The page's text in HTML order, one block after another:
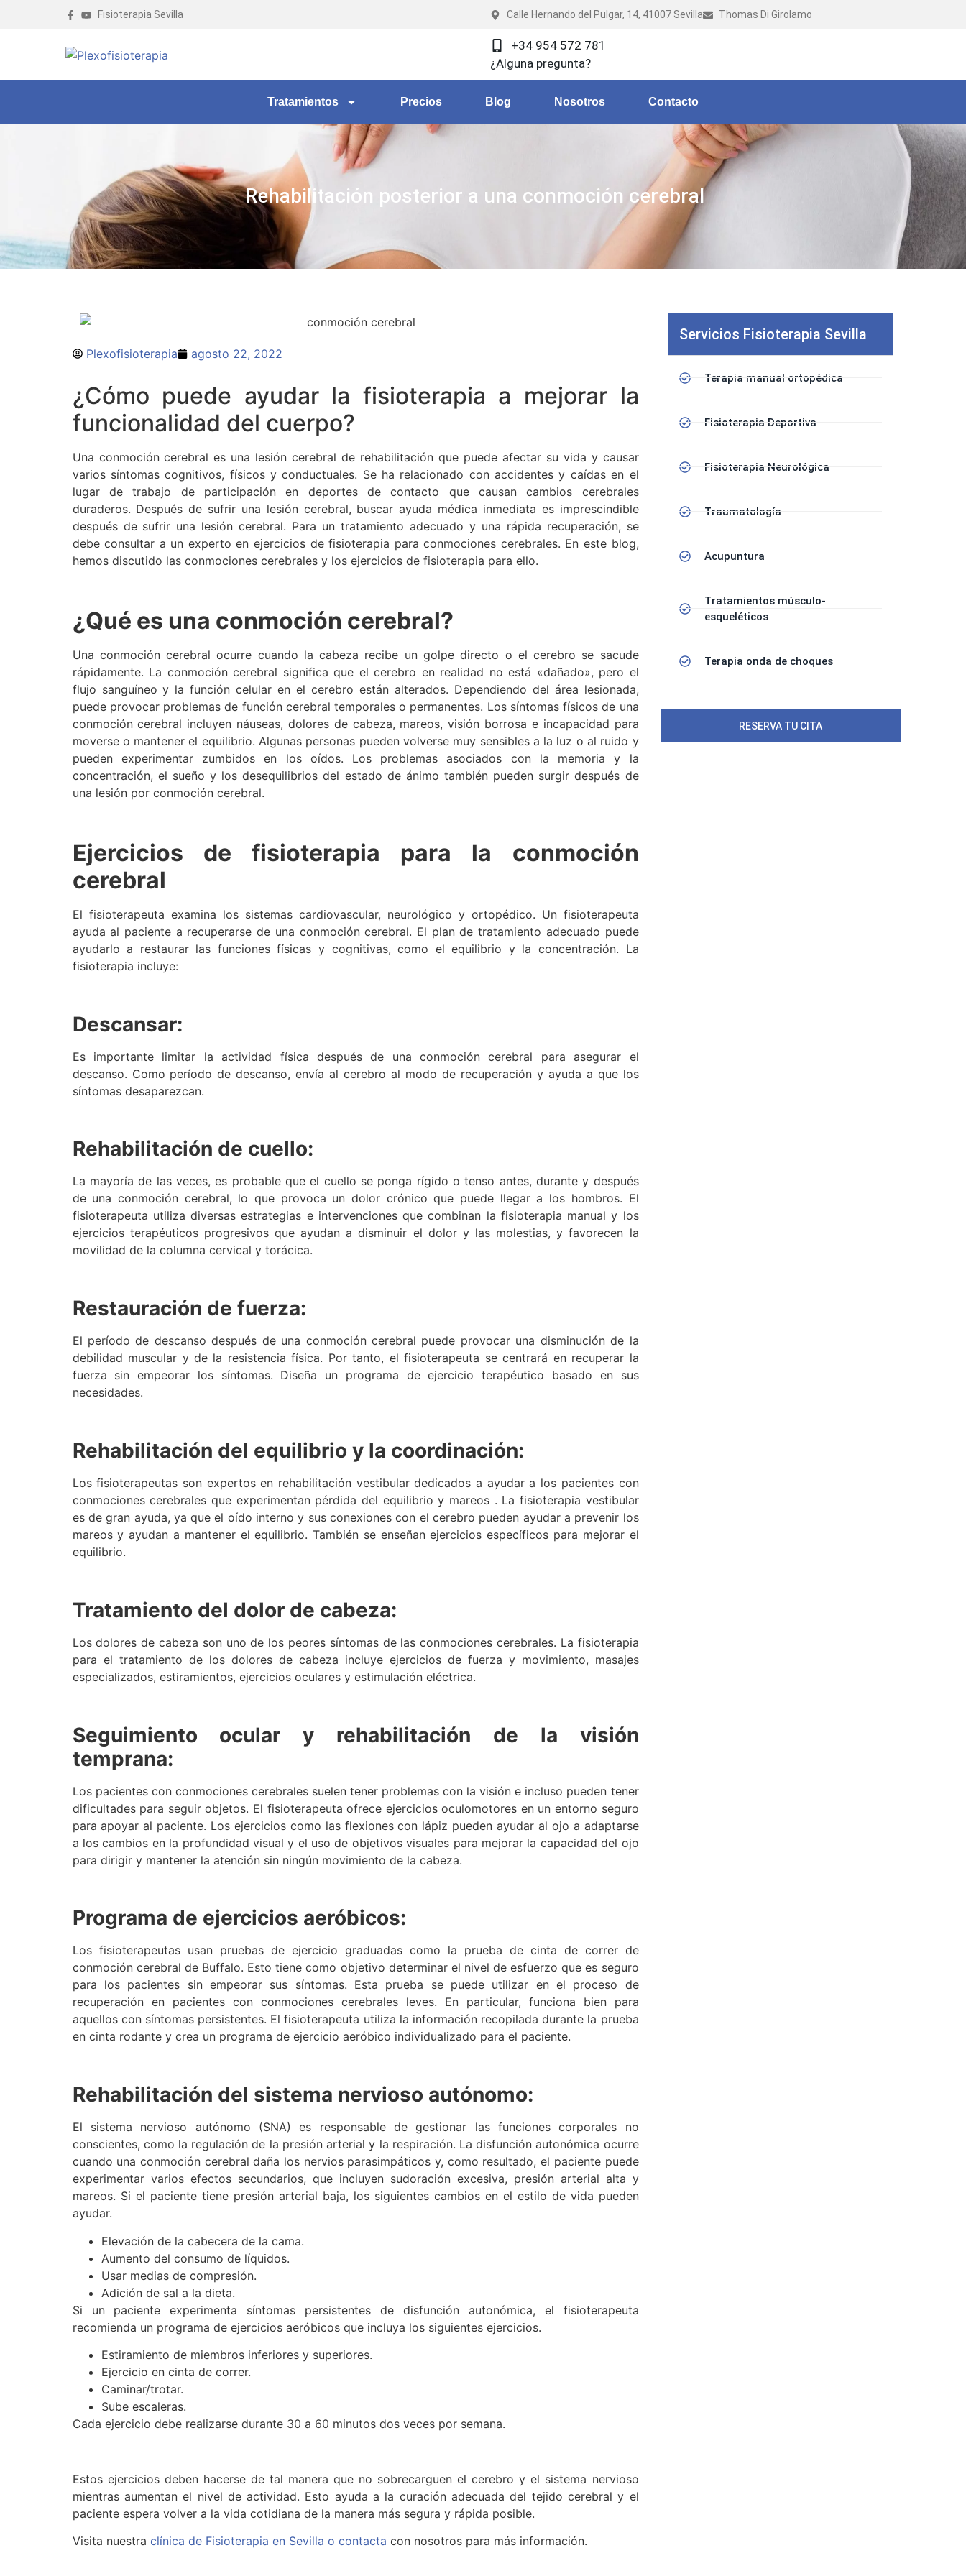
Fisioterapia Sevilla Calle Hernando del Pulgar, 14, 41007 Sevilla Thomas Di Girolamo
+34 954 572 781
¿Alguna pregunta?
Tratamientos Precios Blog Nosotros Contacto
Rehabilitación posterior a una conmoción cerebral
Plexofisioterapia agosto 22, 2022
¿Cómo puede ayudar la fisioterapia a mejorar la
funcionalidad del cuerpo?
Una conmoción cerebral es una lesión cerebral de rehabilitación que puede afectar su vida y causar
varios síntomas cognitivos, físicos y conductuales. Se ha relacionado con accidentes y caídas en el
lugar de trabajo de participación en deportes de contacto que causan cambios cerebrales
duraderos. Después de sufrir una lesión cerebral, buscar ayuda médica inmediata es imprescindible
después de sufrir una lesión cerebral. Para un tratamiento adecuado y una rápida recuperación, se
debe consultar a un experto en ejercicios de fisioterapia para conmociones cerebrales. En este blog,
hemos discutido las conmociones cerebrales y los ejercicios de fisioterapia para ello.
¿Qué es una conmoción cerebral?
Una conmoción cerebral ocurre cuando la cabeza recibe un golpe directo o el cerebro se sacude
rápidamente. La conmoción cerebral significa que el cerebro en realidad no está «dañado», pero el
flujo sanguíneo y la función celular en el cerebro están alterados. Dependiendo del área lesionada,
puede provocar problemas de función cerebral temporales o permanentes. Los síntomas físicos de una
conmoción cerebral incluyen náuseas, dolores de cabeza, mareos, visión borrosa e incapacidad para
moverse o mantener el equilibrio. Algunas personas pueden volverse muy sensibles a la luz o al ruido y
pueden experimentar zumbidos en los oídos. Los problemas asociados con la memoria y la
concentración, el sueño y los desequilibrios del estado de ánimo también pueden surgir después de
una lesión por conmoción cerebral.
Ejercicios de fisioterapia para la conmoción
cerebral
El fisioterapeuta examina los sistemas cardiovascular, neurológico y ortopédico. Un fisioterapeuta
ayuda al paciente a recuperarse de una conmoción cerebral. El plan de tratamiento adecuado puede
ayudarlo a restaurar las funciones físicas y cognitivas, como el equilibrio y la concentración. La
fisioterapia incluye:
Descansar:
Es importante limitar la actividad física después de una conmoción cerebral para asegurar el
descanso. Como período de descanso, envía al cerebro al modo de recuperación y ayuda a que los
síntomas desaparezcan.
Rehabilitación de cuello:
La mayoría de las veces, es probable que el cuello se ponga rígido o tenso antes, durante y después
de una conmoción cerebral, lo que provoca un dolor crónico que puede llegar a los hombros. El
fisioterapeuta utiliza diversas estrategias e intervenciones que combinan la fisioterapia manual y los
ejercicios terapéuticos progresivos que ayudan a disminuir el dolor y las molestias, y favorecen la
movilidad de la columna cervical y torácica.
Restauración de fuerza:
El período de descanso después de una conmoción cerebral puede provocar una disminución de la
debilidad muscular y de la resistencia física. Por tanto, el fisioterapeuta se centrará en recuperar la
fuerza sin empeorar los síntomas. Diseña un programa de ejercicio terapéutico basado en sus
necesidades.
Rehabilitación del equilibrio y la coordinación:
Los fisioterapeutas son expertos en rehabilitación vestibular dedicados a ayudar a los pacientes con
conmociones cerebrales que experimentan pérdida del equilibrio y mareos . La fisioterapia vestibular
es de gran ayuda, ya que el oído interno y sus conexiones con el cerebro pueden ayudar a prevenir los
mareos y ayudan a mantener el equilibrio. También se enseñan ejercicios específicos para mejorar el
equilibrio.
Tratamiento del dolor de cabeza:
Los dolores de cabeza son uno de los peores síntomas de las conmociones cerebrales. La fisioterapia
para el tratamiento de los dolores de cabeza incluye ejercicios de fuerza y ​​movimiento, masajes
especializados, estiramientos, ejercicios oculares y estimulación eléctrica.
Seguimiento ocular y rehabilitación de la visión
temprana:
Los pacientes con conmociones cerebrales suelen tener problemas con la visión e incluso pueden tener
dificultades para seguir objetos. El fisioterapeuta ofrece ejercicios oculomotores en un entorno seguro
para apoyar al paciente. Los ejercicios como las flexiones con lápiz pueden ayudar al ojo a adaptarse
a los cambios en la profundidad visual y el uso de objetivos visuales para mejorar la capacidad del ojo
para dirigir y mantener la atención sin ningún movimiento de la cabeza.
Programa de ejercicios aeróbicos:
Los fisioterapeutas usan pruebas de ejercicio graduadas como la prueba de cinta de correr de
conmoción cerebral de Buffalo. Esto tiene como objetivo determinar el nivel de esfuerzo que es seguro
para los pacientes sin empeorar sus síntomas. Esta prueba se puede utilizar en el proceso de
recuperación en pacientes con conmociones cerebrales leves. En particular, funciona bien para
aquellos con síntomas persistentes. El fisioterapeuta utiliza la información recopilada durante la prueba
en cinta rodante y crea un programa de ejercicio aeróbico individualizado para el paciente.
Rehabilitación del sistema nervioso autónomo:
El sistema nervioso autónomo (SNA) es responsable de gestionar las funciones corporales no
conscientes, como la regulación de la presión arterial y la respiración. La disfunción autonómica ocurre
cuando una conmoción cerebral daña los nervios parasimpáticos y, como resultado, el paciente puede
experimentar varios efectos secundarios, que incluyen sudoración excesiva, presión arterial alta y
mareos. Si el paciente tiene presión arterial baja, los siguientes cambios en el estilo de vida pueden
ayudar.
Elevación de la cabecera de la cama.
Aumento del consumo de líquidos.
Usar medias de compresión.
Adición de sal a la dieta.
Si un paciente experimenta síntomas persistentes de disfunción autonómica, el fisioterapeuta
recomienda un programa de ejercicios aeróbicos que incluya los siguientes ejercicios.
Estiramiento de miembros inferiores y superiores.
Ejercicio en cinta de correr.
Caminar/trotar.
Sube escaleras.
Cada ejercicio debe realizarse durante 30 a 60 minutos dos veces por semana.
Estos ejercicios deben hacerse de tal manera que no sobrecarguen el cerebro y el sistema nervioso
mientras aumentan el nivel de actividad. Esto ayuda a la curación adecuada del tejido cerebral y el
paciente espera volver a la vida cotidiana de la manera más segura y rápida posible.
Visita nuestra clínica de Fisioterapia en Sevilla o contacta con nosotros para más información.
Servicios Fisioterapia Sevilla
Terapia manual ortopédica
Fisioterapia Deportiva
Fisioterapia Neurológica
Traumatología
Acupuntura
Tratamientos músculo-
esqueléticos
Terapia onda de choques
RESERVA TU CITA